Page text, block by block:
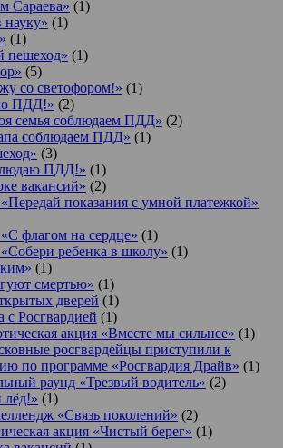
Сараева» (1)
(1)
(1)
(1)
(5)
со светофором!» (1)
ПДД!» (2)
семья соблюдаем ПДД» (2)
соблюдаем ПДД» (1)
(3)
ПДД!» (1)
вакансий» (2)
показания с умной платежкой»
флагом на сердце» (1)
ребенка в школу» (1)
(1)
смертью» (1)
дверей (1)
с Росгвардией (1)
акция «Вместе мы сильнее» (1)
росгвардейцы приступили к
по программе «Росгвардия Драйв» (1)
раунд «Трезвый водитель» (2)
лёд!» (1)
«Связь поколений» (2)
акция «Чистый берег» (1)